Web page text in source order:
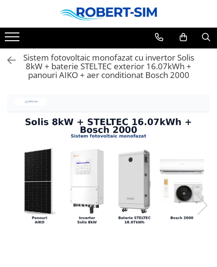
Sistem fotovoltaic monofazat cu invertor Solis
8kW + baterie STELTEC exterior 16.07kWh +
panouri AIKO + aer conditionat Bosch 2000